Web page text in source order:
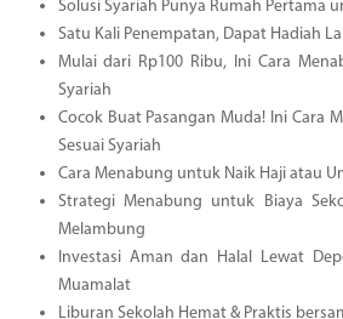
Solusi Syariah Punya Rumah Pertama
Satu Kali Penempatan, Dapat Hadiah
Mulai dari Rp100 Ribu, Ini Cara
Syariah
Cocok Buat Pasangan Muda! Ini Cara
Sesuai Syariah
Cara Menabung untuk Naik Haji atau
Strategi Menabung untuk Biaya
Melambung
Investasi Aman dan Halal Lewat
Muamalat
Liburan Sekolah Hemat & Praktis